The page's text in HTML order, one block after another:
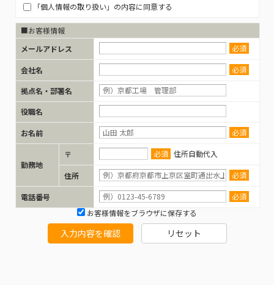
「個人情報の取り扱い」の内容に同意する
■お客様情報
メールアドレス
必須
会社名 必須
拠点名・部署名
役職名
お名前 必須
勤務地
〒 必須 住所自動代入
住所 必須
電話番号
必須
お客様情報をブラウザに保存する
入力内容を確認 リセット